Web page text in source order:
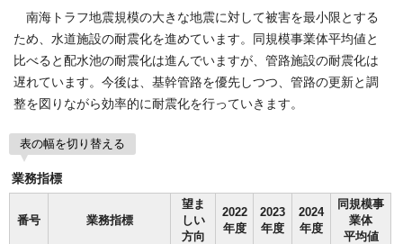
南海トラフ地震規模の大きな地震に対して被害を最小限とする
ため、水道施設の耐震化を進めています。同規模事業体平均値と
比べると配水池の耐震化は進んでいますが、管路施設の耐震化は
遅れています。今後は、基幹管路を優先しつつ、管路の更新と調
整を図りながら効率的に耐震化を行っていきます。
表の幅を切り替える
業務指標
番号 業務指標
望ま
しい
方向
2022
年度
2023
年度
2024
年度
同規模事
業体
平均値